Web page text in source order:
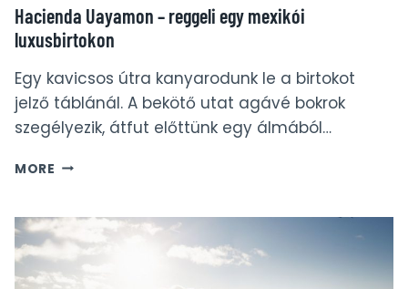
Hacienda Uayamon – reggeli egy mexikói
luxusbirtokon
Egy kavicsos útra kanyarodunk le a birtokot
jelző táblánál. A bekötő utat agávé bokrok
szegélyezik, átfut előttünk egy álmából…
MORE HACIENDA
REGGELI
EGY
MEXIKÓI
LUXUSBIRTOKON